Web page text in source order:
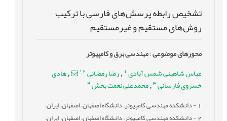
تشخیص رابطه پرسش‌های فارسی با ترکیب
روش‌های مستقیم و غیرمستقیم
محورهای موضوعی:مهندسی برق و کامپیوتر
عباس شاهینی شمس آبادی , رضا رمضانی 2
*
,هادی
خسروی فارسانی 3
,محمدعلی نعمت بخش 4
- دانشکده مهندسی کامپیوتر، دانشگاه اصفهان، اصفهان، ایران،
2- دانشکده مهندسی کامپیوتر، دانشگاه اصفهان، اصفهان، ایران،